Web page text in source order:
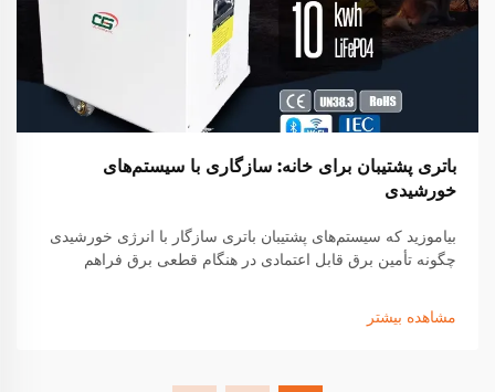
باتری پشتیبان برای خانه: سازگاری با سیستم‌های
خورشیدی
بیاموزید که سیستم‌های پشتیبان باتری سازگار با انرژی خورشیدی
چگونه تأمین برق قابل اعتمادی در هنگام قطعی برق فراهم
مقیاس‌پذیری اطلاع کسب کنید. امروزه انرژی خانه خود را مقاوم
مشاهده بیشتر